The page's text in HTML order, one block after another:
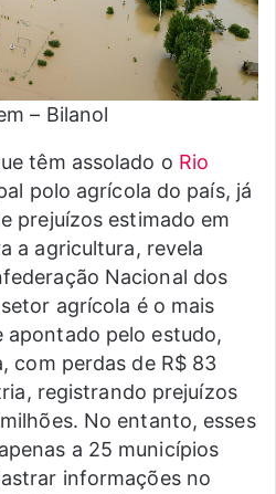
– Bilanol
têm assolado o Rio
polo agrícola do país, já
prejuízos estimado em
a agricultura, revela
Nacional dos
agrícola é o mais
pelo estudo,
com perdas de R$ 83
registrando prejuízos
No entanto, esses
a 25 municípios
informações no